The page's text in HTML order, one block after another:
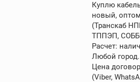
Куплю
новый,
(Транскаб
ТППЭП,
Расчет:
Любой город.
Цена
(Viber,